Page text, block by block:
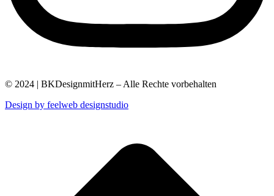
© 2024 | BKDesignmitHerz – Alle Rechte vorbehalten
Design by feelweb designstudio